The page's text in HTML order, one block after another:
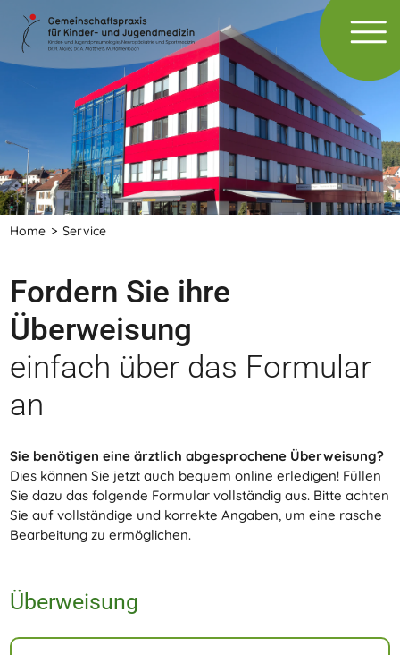
Home Service
Fordern Sie ihre
Überweisung
einfach über das Formular
an
Sie benötigen eine ärztlich abgesprochene Überweisung?
Dies können Sie jetzt auch bequem online erledigen! Füllen
Sie dazu das folgende Formular vollständig aus. Bitte achten
Sie auf vollständige und korrekte Angaben, um eine rasche
Bearbeitung zu ermöglichen.
Überweisung